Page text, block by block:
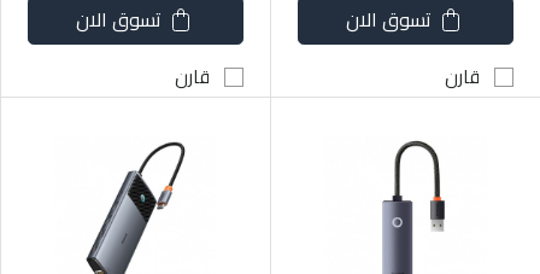
تسوق الان
قارن
تسوق الان
قارن